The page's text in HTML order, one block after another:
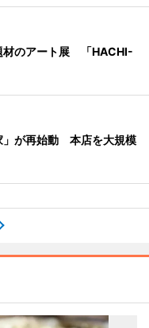
材のアート展 「HACHI-
」が再始動 本店を大規模